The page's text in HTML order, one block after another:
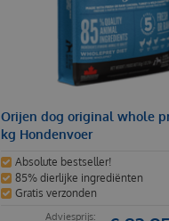
Orijen dog original whole
kg Hondenvoer
Absolute bestseller!
85% dierlijke ingrediënten
Gratis verzonden